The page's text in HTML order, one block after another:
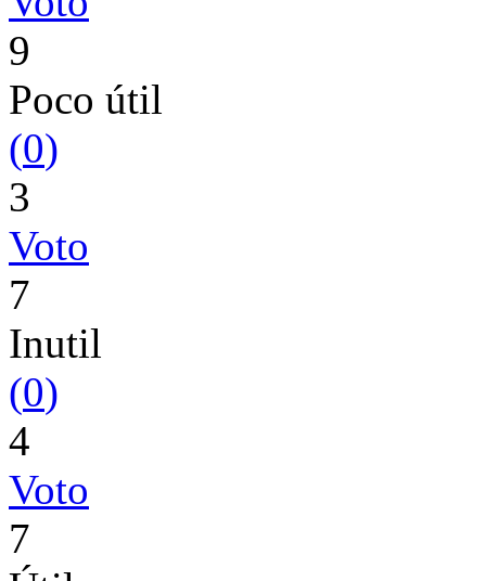
9
Poco útil
(0)
3
Voto
7
Inutil
(0)
4
Voto
7